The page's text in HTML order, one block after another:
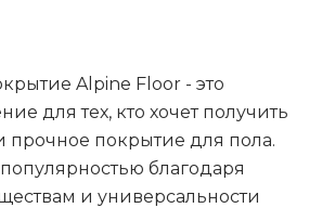
Alpine Floor - это
для тех, кто хочет получить
прочное покрытие для пола.
благодаря
и универсальности